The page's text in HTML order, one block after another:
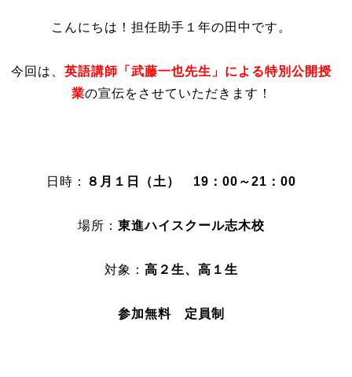
こんにちは！担任助手１年の田中です。
今回は、英語講師「武藤一也先生」による特別公開授
業の宣伝をさせていただきます！
日時： ８月１日（土） 19：00～21：00
場所：東進ハイスクール志木校
対象：高２生、高１生
参加無料 定員制